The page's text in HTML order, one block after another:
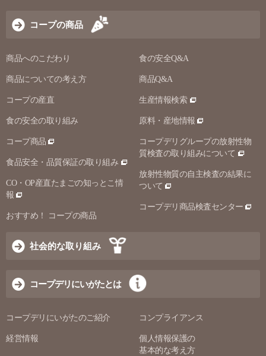
コープの商品
商品へのこだわり
商品についての考え方
コープの産直
食の安全の取り組み
コープ商品
食品安全・品質保証の取り組み
CO・OP産直たまごの知っとこ情
報
おすすめ！ コープの商品
食の安全Q&A
商品Q&A
生産情報検索
原料・産地情報
コープデリグループの放射性物
質検査の取り組みについて
放射性物質の自主検査の結果に
ついて
コープデリ商品検査センター
社会的な取り組み
コープデリにいがたとは
コープデリにいがたのご紹介
経営情報
コンプライアンス
個人情報保護の
基本的な考え方